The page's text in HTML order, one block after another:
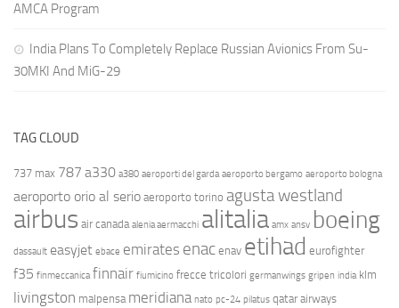
AMCA Program
India Plans To Completely Replace Russian Avionics From Su-
30MKI And MiG-29
TAG CLOUD
737 max 787 a330 a380 aeroporti del garda aeroporto bergamo aeroporto bologna
aeroporto orio al serio aeroporto torino agusta westland
airbus air canada alenia aermacchi alitalia amx ansv boeing
dassault easyjet ebace emirates enac enav etihad eurofighter
f35 finmeccanica finnair fiumicino frecce tricolori germanwings gripen india klm
livingston malpensa meridiana nato pc-24 pilatus qatar airways